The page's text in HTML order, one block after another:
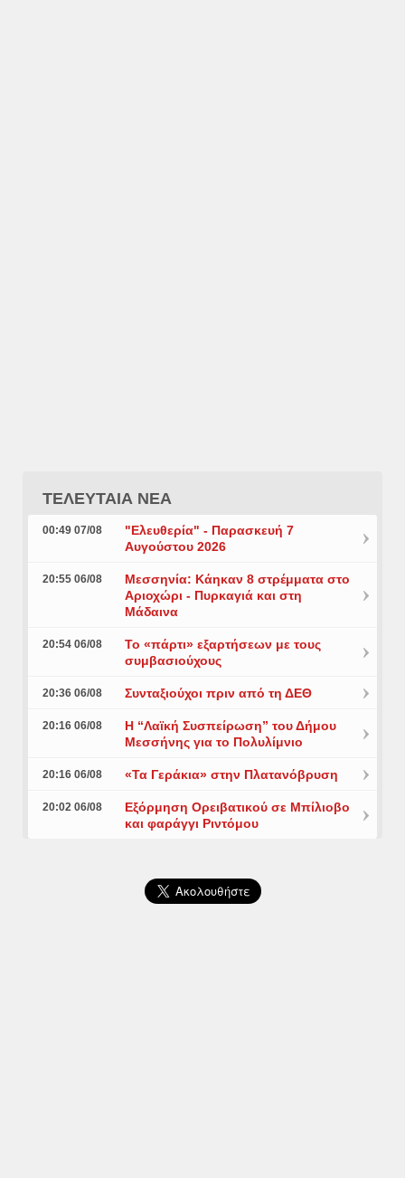
ΤΕΛΕΥΤΑΙΑ ΝΕΑ
00:49 07/08
"Ελευθερία" - Παρασκευή 7
Αυγούστου 2026
20:55 06/08
Μεσσηνία: Κάηκαν 8 στρέμματα στο
Αριοχώρι - Πυρκαγιά και στη
Μάδαινα
20:54 06/08
Το «πάρτι» εξαρτήσεων με τους
συμβασιούχους
20:36 06/08 Συνταξιούχοι πριν από τη ΔΕΘ
20:16 06/08
Η “Λαϊκή Συσπείρωση” του Δήμου
Μεσσήνης για το Πολυλίμνιο
20:16 06/08 «Τα Γεράκια» στην Πλατανόβρυση
20:02 06/08
Εξόρμηση Ορειβατικού σε Μπίλιοβο
και φαράγγι Ριντόμου